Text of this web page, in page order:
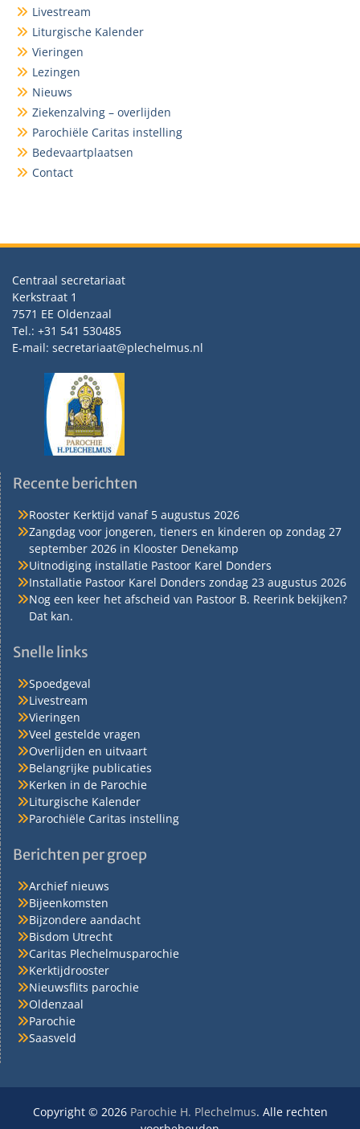
Livestream
Liturgische Kalender
Vieringen
Lezingen
Nieuws
Ziekenzalving – overlijden
Parochiële Caritas instelling
Bedevaartplaatsen
Contact
Centraal secretariaat
Kerkstraat 1
7571 EE Oldenzaal
Tel.: +31 541 530485
E-mail: secretariaat@plechelmus.nl
Recente berichten
Rooster Kerktijd vanaf 5 augustus 2026
Zangdag voor jongeren, tieners en kinderen op zondag 27
september 2026 in Klooster Denekamp
Uitnodiging installatie Pastoor Karel Donders
Installatie Pastoor Karel Donders zondag 23 augustus 2026
Nog een keer het afscheid van Pastoor B. Reerink bekijken?
Dat kan.
Snelle links
Spoedgeval
Livestream
Vieringen
Veel gestelde vragen
Overlijden en uitvaart
Belangrijke publicaties
Kerken in de Parochie
Liturgische Kalender
Parochiële Caritas instelling
Berichten per groep
Archief nieuws
Bijeenkomsten
Bijzondere aandacht
Bisdom Utrecht
Caritas Plechelmusparochie
Kerktijdrooster
Nieuwsflits parochie
Oldenzaal
Parochie
Saasveld
Copyright © 2026 Parochie H. Plechelmus. Alle rechten